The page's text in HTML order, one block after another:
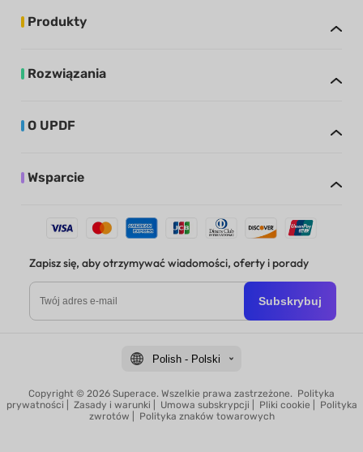
Produkty
Rozwiązania
O UPDF
Wsparcie
Zapisz się, aby otrzymywać wiadomości, oferty i porady
Subskrybuj
Polish - Polski
Copyright © 2026 Superace. Wszelkie prawa zastrzeżone. Polityka
prywatności
Zasady i warunki Umowa subskrypcji Pliki cookie
Polityka
zwrotów
Polityka znaków towarowych